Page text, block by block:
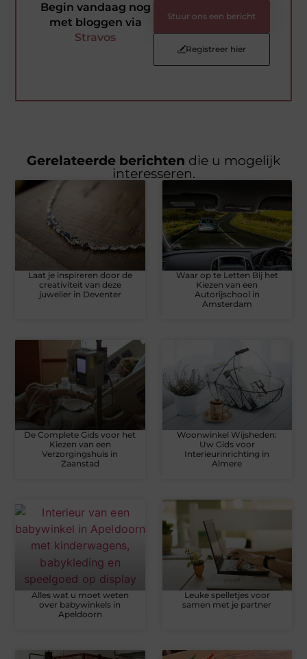
Begin vandaag nog
met bloggen via
Stravos
Stuur ons een bericht
Registreer hier
Gerelateerde berichten die u mogelijk
interesseren.
Laat je inspireren door de
creativiteit van deze
juwelier in Deventer
Waar op te Letten Bij het
Kiezen van een
Autorijschool in
Amsterdam
De Complete Gids voor het
Kiezen van een
Verzorgingshuis in
Zaanstad
Woonwinkel Wijsheden:
Uw Gids voor
Interieurinrichting in
Almere
Alles wat u moet weten
over babywinkels in
Apeldoorn
Leuke spelletjes voor
samen met je partner